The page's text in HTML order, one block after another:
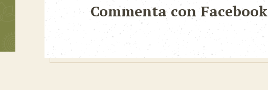
Commenta con Facebook